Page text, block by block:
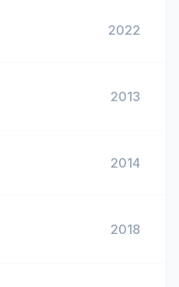
2022
2013
2014
2018